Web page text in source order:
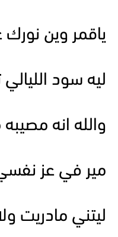
ياقمر وين
ليه سود
والله انه مصيبه
مير في عز
ليتني مادريت